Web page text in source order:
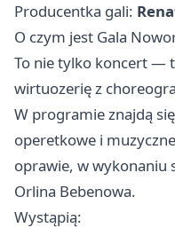
Producentka gali:
O czym jest Gala
To nie tylko koncert —
wirtuozerię z
W programie znajdą
operetkowe i
oprawie, w wykonaniu
Orlina Bebenowa.
Wystąpią: